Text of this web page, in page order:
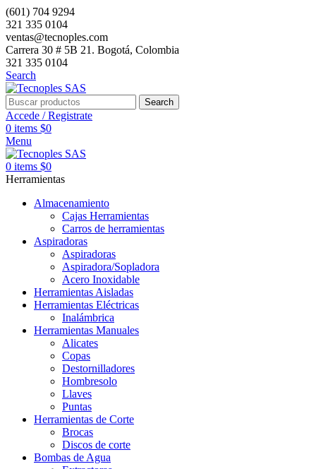
(601) 704 9294
321 335 0104
ventas@tecnoples.com
Carrera 30 # 5B 21. Bogotá, Colombia
321 335 0104
Search
Search
Accede / Registrate
0 items $0
Menu
0 items $0
Herramientas
Almacenamiento
Cajas Herramientas
Carros de herramientas
Aspiradoras
Aspiradoras
Aspiradora/Sopladora
Acero Inoxidable
Herramientas Aisladas
Herramientas Eléctricas
Inalámbrica
Herramientas Manuales
Alicates
Copas
Destornilladores
Hombresolo
Llaves
Puntas
Herramientas de Corte
Brocas
Discos de corte
Bombas de Agua